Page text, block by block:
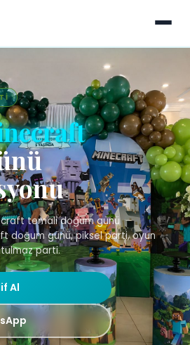
temali doğum günü
doğum günü, piksel parti, oyun
parti.
Al